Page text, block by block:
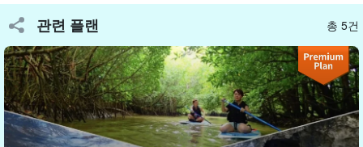
관련 플랜 총 5건